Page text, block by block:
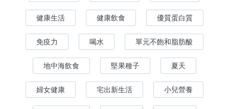
健康生活 健康飲食 優質蛋白質
免疫力 喝水 單元不飽和脂肪酸
地中海飲食 堅果種子 夏天
婦女健康 宅出新生活 小兒營養